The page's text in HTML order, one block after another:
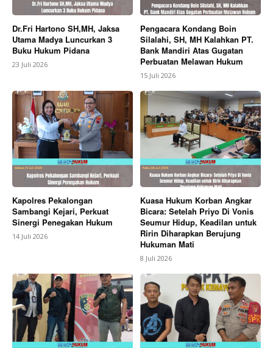
Dr.Fri Hartono SH,MH, Jaksa
Utama Madya Luncurkan 3
Buku Hukum Pidana
23 Juli 2026
Pengacara Kondang Boin
Silalahi, SH, MH Kalahkan PT.
Bank Mandiri Atas Gugatan
Perbuatan Melawan Hukum
15 Juli 2026
Kapolres Pekalongan
Sambangi Kejari, Perkuat
Sinergi Penegakan Hukum
14 Juli 2026
Kuasa Hukum Korban Angkar
Bicara: Setelah Priyo Di Vonis
Seumur Hidup, Keadilan untuk
Ririn Diharapkan Berujung
Hukuman Mati
8 Juli 2026